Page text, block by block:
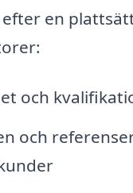
en
och
och